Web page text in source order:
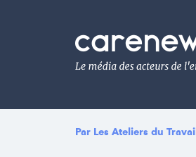
Le
média
de
l'engagement
Par Les Ateliers du Travail